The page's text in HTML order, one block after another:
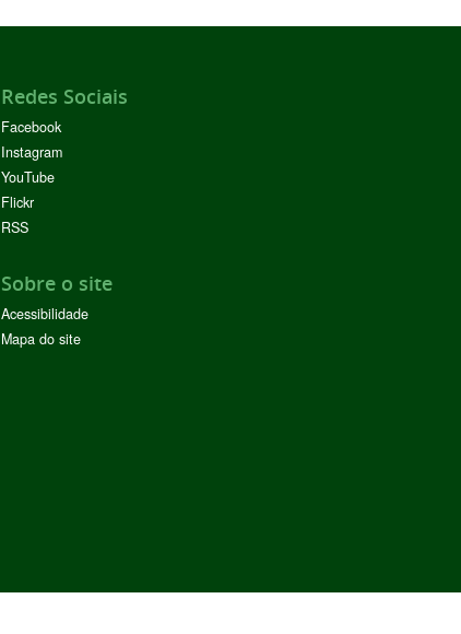
Redes Sociais
Facebook
Instagram
YouTube
Flickr
RSS
Sobre o site
Acessibilidade
Mapa do site